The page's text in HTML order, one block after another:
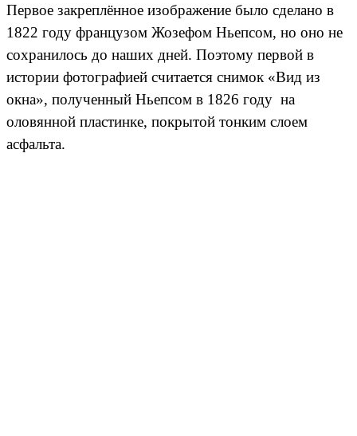
Первое закреплённое изображение было сделано в
1822 году французом Жозефом Ньепсом, но оно не
сохранилось до наших дней. Поэтому первой в
истории фотографией считается снимок «Вид из
окна», полученный Ньепсом в 1826 году на
оловянной пластинке, покрытой тонким слоем
асфальта.